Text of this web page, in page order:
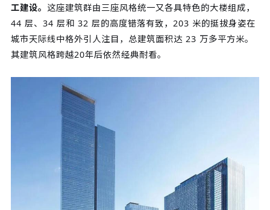
工建设。 这座建筑群由三座风格统一又各具特色的大楼组成，
44 层、34 层和 32 层的高度错落有致，203 米的挺拔身姿在
城市天际线中格外引人注目，总建筑面积达 23 万多平方米。
其建筑风格跨越20年后依然经典耐看。